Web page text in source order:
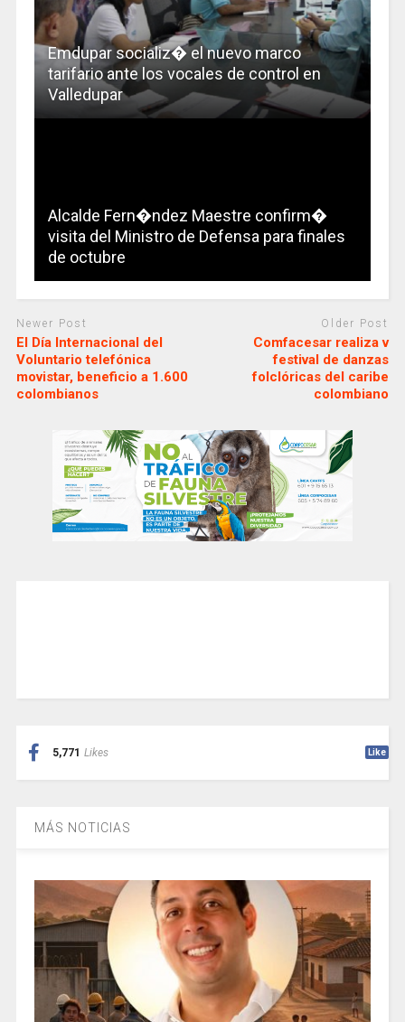
Emdupar socializ� el nuevo marco
tarifario ante los vocales de control en
Valledupar
Alcalde Fern�ndez Maestre confirm�
visita del Ministro de Defensa para finales
de octubre
Newer Post
El Día Internacional del
Voluntario telefónica
movistar, beneficio a 1.600
colombianos
Older Post
Comfacesar realiza v
festival de danzas
folclóricas del caribe
colombiano
5,771 Likes Like
MÁS NOTICIAS